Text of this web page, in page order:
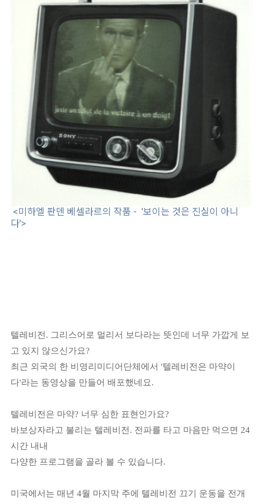
<미하엘 판덴 베셀라르의 작품 - '보이는 것은 진실이 아니
다'>
텔레비전. 그리스어로 멀리서 보다라는 뜻인데 너무 가깝게 보
고 있지 않으신가요?
최근 외국의 한 비영리미디어단체에서 '텔레비전은 마약이
다'라는 동영상을 만들어 배포했네요.
텔레비전은 마약? 너무 심한 표현인가요?
바보상자라고 불리는 텔레비전. 전파를 타고 마음만 먹으면 24
시간 내내
다양한 프로그램을 골라 볼 수 있습니다.
미국에서는 매년 4월 마지막 주에 텔레비전 끄기 운동을 전개